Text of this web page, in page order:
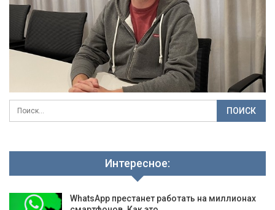
Интересное:
WhatsApp престанет работать на миллионах